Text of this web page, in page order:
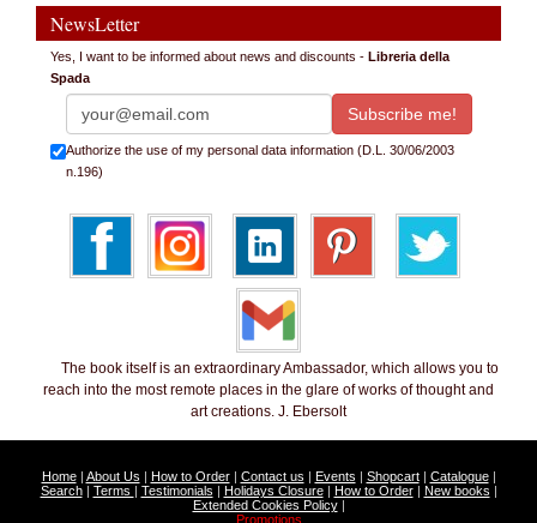
NewsLetter
Yes, I want to be informed about news and discounts - Libreria della
Spada
Authorize the use of my personal data information (D.L. 30/06/2003
n.196)
The book itself is an extraordinary Ambassador, which allows you to
reach into the most remote places in the glare of works of thought and
art creations. J. Ebersolt
Home| About Us | How to Order| Contact us | Events | Shopcart| Catalogue|
Search| Terms | Testimonials | Holidays Closure| How to Order| New books |
Extended Cookies Policy|
Promotions